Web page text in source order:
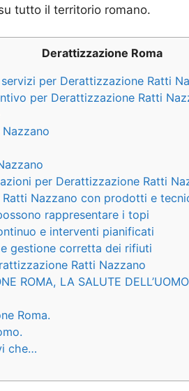
tutto il territorio romano.
Derattizzazione Roma
per Derattizzazione Ratti
per Derattizzazione Ratti
per Derattizzazione Ratti
Nazzano con prodotti e
rappresentare i topi
e interventi pianificati
gestione corretta dei rifiuti
Ratti Nazzano
ROMA, LA SALUTE
Roma.
che…